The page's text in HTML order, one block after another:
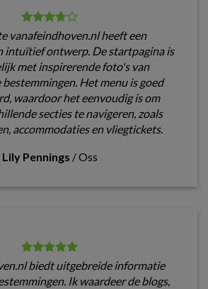
vanafeindhoven.nl heeft een
intuïtief ontwerp. De startpagina is
met inspirerende foto's van
Het menu is goed
waardoor het eenvoudig is om
secties te navigeren, zoals
accommodaties en vliegtickets.
Lily Pennings /Oss
biedt uitgebreide informatie
Ik waardeer de blogs,